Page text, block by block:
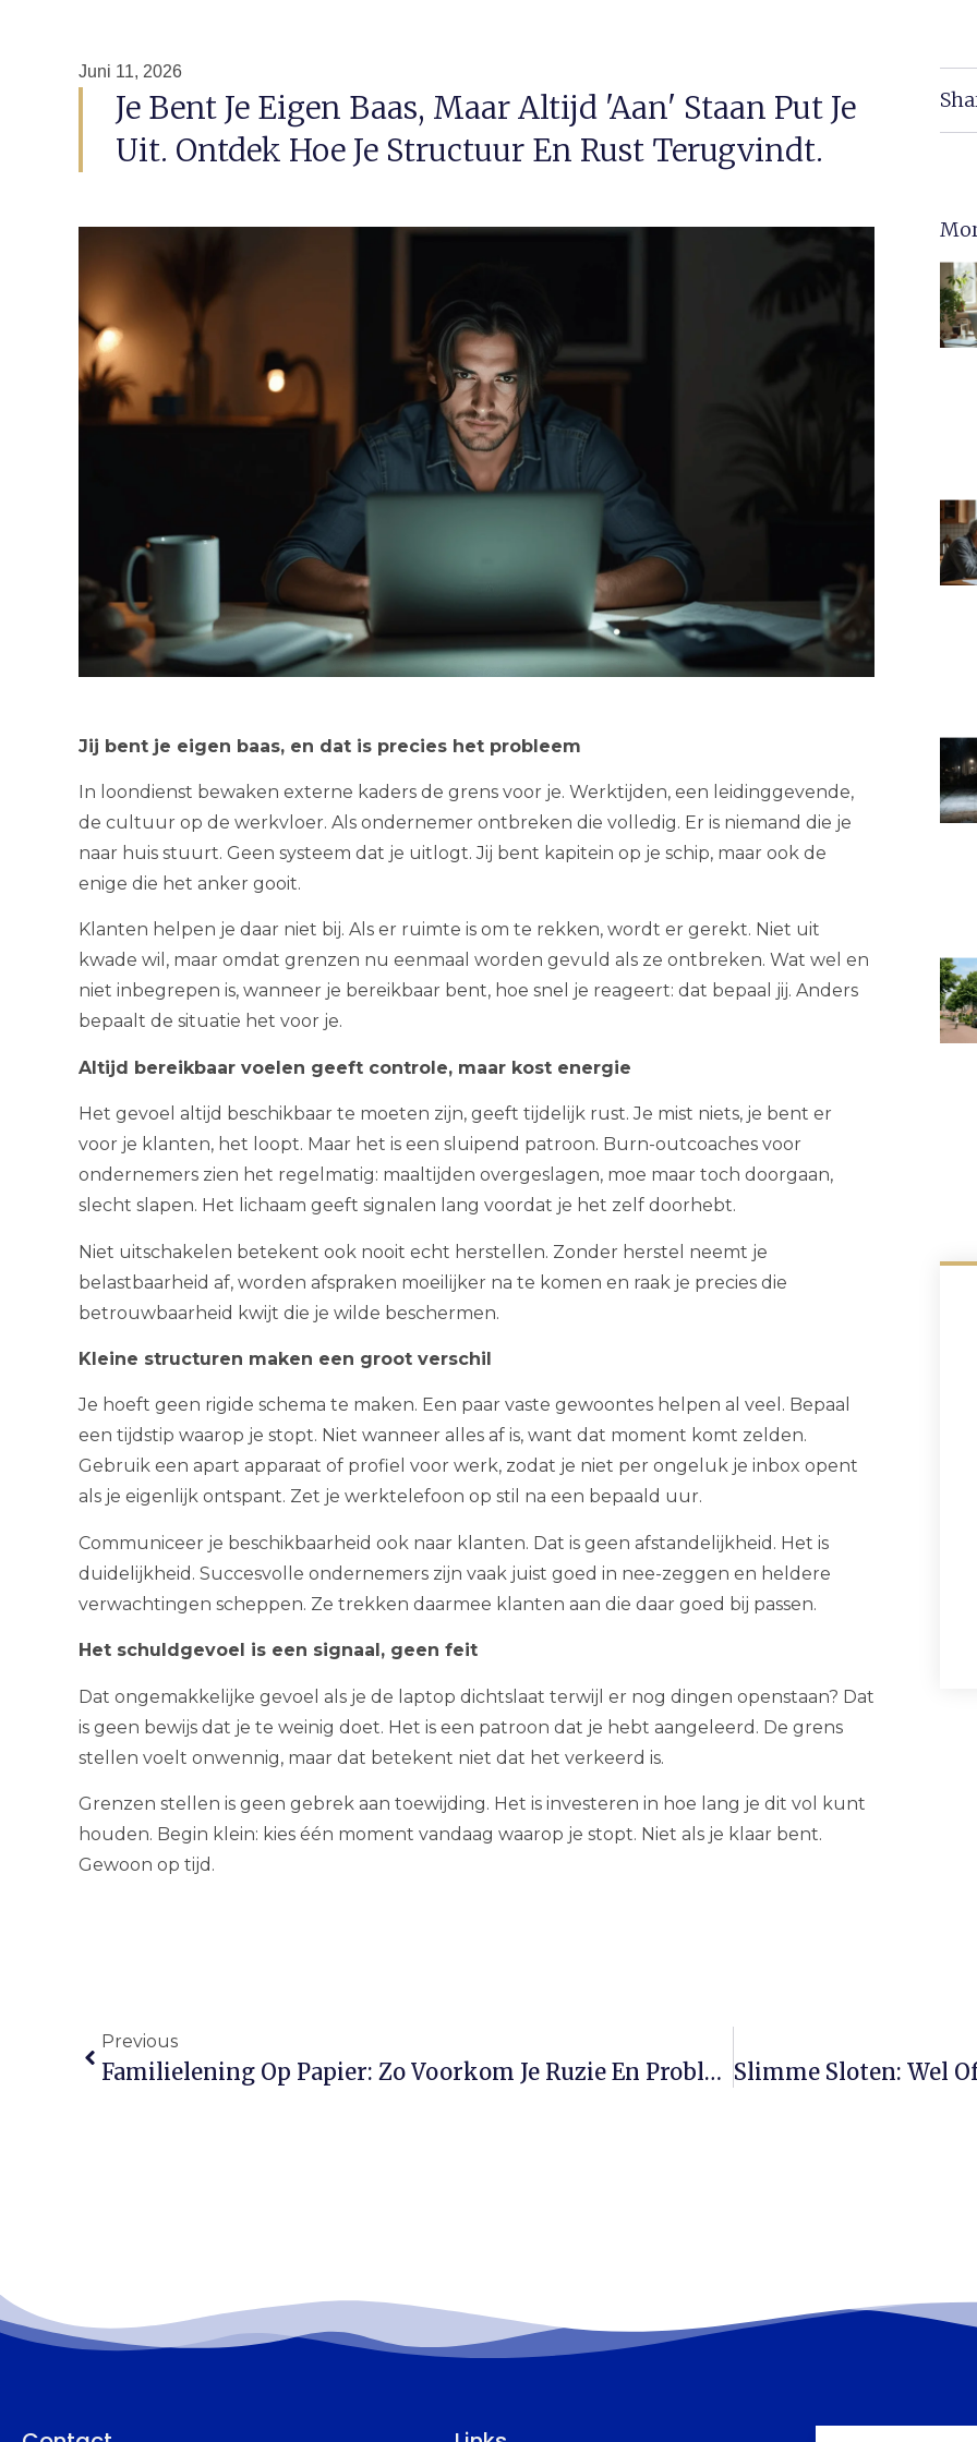
Juni 11, 2026
Je Bent Je Eigen Baas, Maar Altijd 'aan' Staan Put Je
Uit. Ontdek Hoe Je Structuur En Rust Terugvindt.
Jij bent je eigen baas, en dat is precies het probleem
In loondienst bewaken externe kaders de grens voor je. Werktijden, een leidinggevende,
de cultuur op de werkvloer. Als ondernemer ontbreken die volledig. Er is niemand die je
naar huis stuurt. Geen systeem dat je uitlogt. Jij bent kapitein op je schip, maar ook de
enige die het anker gooit.
Klanten helpen je daar niet bij. Als er ruimte is om te rekken, wordt er gerekt. Niet uit
kwade wil, maar omdat grenzen nu eenmaal worden gevuld als ze ontbreken. Wat wel en
niet inbegrepen is, wanneer je bereikbaar bent, hoe snel je reageert: dat bepaal jij. Anders
bepaalt de situatie het voor je.
Altijd bereikbaar voelen geeft controle, maar kost energie
Het gevoel altijd beschikbaar te moeten zijn, geeft tijdelijk rust. Je mist niets, je bent er
voor je klanten, het loopt. Maar het is een sluipend patroon. Burn-outcoaches voor
ondernemers zien het regelmatig: maaltijden overgeslagen, moe maar toch doorgaan,
slecht slapen. Het lichaam geeft signalen lang voordat je het zelf doorhebt.
Niet uitschakelen betekent ook nooit echt herstellen. Zonder herstel neemt je
belastbaarheid af, worden afspraken moeilijker na te komen en raak je precies die
betrouwbaarheid kwijt die je wilde beschermen.
Kleine structuren maken een groot verschil
Je hoeft geen rigide schema te maken. Een paar vaste gewoontes helpen al veel. Bepaal
een tijdstip waarop je stopt. Niet wanneer alles af is, want dat moment komt zelden.
Gebruik een apart apparaat of profiel voor werk, zodat je niet per ongeluk je inbox opent
als je eigenlijk ontspant. Zet je werktelefoon op stil na een bepaald uur.
Communiceer je beschikbaarheid ook naar klanten. Dat is geen afstandelijkheid. Het is
duidelijkheid. Succesvolle ondernemers zijn vaak juist goed in nee-zeggen en heldere
verwachtingen scheppen. Ze trekken daarmee klanten aan die daar goed bij passen.
Het schuldgevoel is een signaal, geen feit
Dat ongemakkelijke gevoel als je de laptop dichtslaat terwijl er nog dingen openstaan? Dat
is geen bewijs dat je te weinig doet. Het is een patroon dat je hebt aangeleerd. De grens
stellen voelt onwennig, maar dat betekent niet dat het verkeerd is.
Grenzen stellen is geen gebrek aan toewijding. Het is investeren in hoe lang je dit vol kunt
houden. Begin klein: kies één moment vandaag waarop je stopt. Niet als je klaar bent.
Gewoon op tijd.
Previous
Familielening Op Papier: Zo Voorkom Je Ruzie En Problemen Met De Fiscus